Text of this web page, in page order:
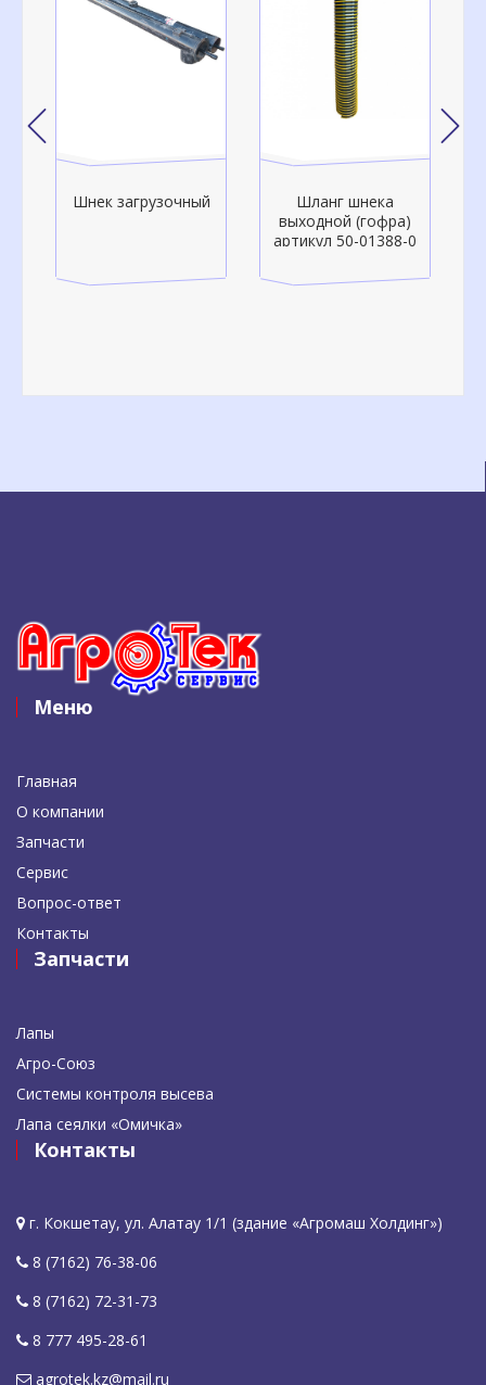
Шланг шнека
артикул 50-01388-0
Шланг шнека
выходной (гофра)
артикул 50-01335-0
Меню
Главная
О компании
Запчасти
Сервис
Вопрос-ответ
Контакты
Запчасти
Лапы
Агро-Союз
Системы контроля высева
Лапа сеялки «Омичка»
Контакты
г. Кокшетау, ул. Алатау 1/1 (здание «Агромаш Холдинг»)
8 (7162) 76-38-06
8 (7162) 72-31-73
8 777 495-28-61
agrotek.kz@mail.ru